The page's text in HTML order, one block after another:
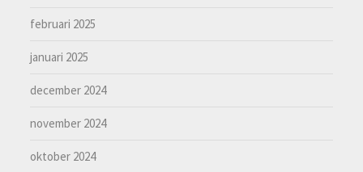
februari 2025
januari 2025
december 2024
november 2024
oktober 2024